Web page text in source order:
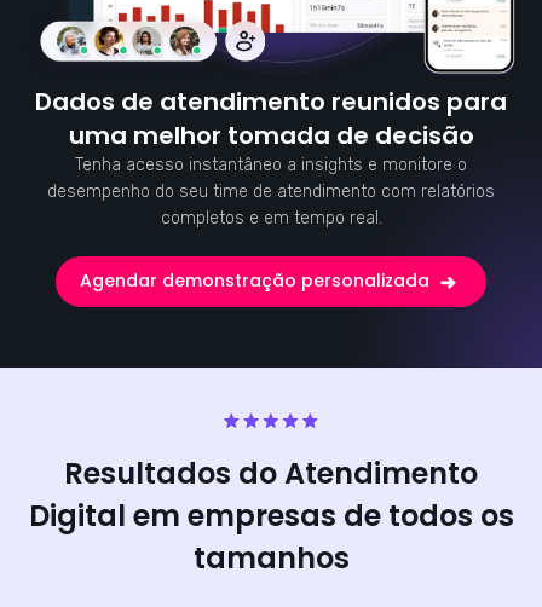
Dados de atendimento reunidos para
uma melhor tomada de decisão
Tenha acesso instantâneo a insights e monitore o
desempenho do seu time de atendimento com relatórios
completos e em tempo real.
Agendar demonstração personalizada
Resultados do Atendimento
Digital em empresas de todos os
tamanhos